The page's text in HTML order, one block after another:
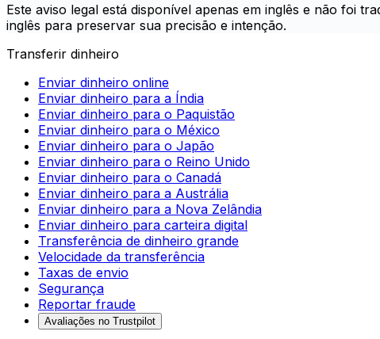
Este aviso legal está disponível apenas em inglês e não foi
inglês para preservar sua precisão e intenção.
Transferir dinheiro
Enviar dinheiro online
Enviar dinheiro para a Índia
Enviar dinheiro para o Paquistão
Enviar dinheiro para o México
Enviar dinheiro para o Japão
Enviar dinheiro para o Reino Unido
Enviar dinheiro para o Canadá
Enviar dinheiro para a Austrália
Enviar dinheiro para a Nova Zelândia
Enviar dinheiro para carteira digital
Transferência de dinheiro grande
Velocidade da transferência
Taxas de envio
Segurança
Reportar fraude
Avaliações no Trustpilot